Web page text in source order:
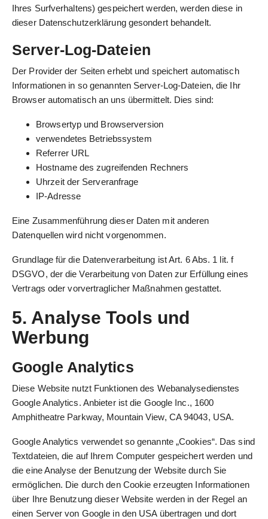
Ihres Surfverhaltens) gespeichert werden, werden diese in
dieser Datenschutzerklärung gesondert behandelt.
Server-Log-Dateien
Der Provider der Seiten erhebt und speichert automatisch
Informationen in so genannten Server-Log-Dateien, die Ihr
Browser automatisch an uns übermittelt. Dies sind:
Browsertyp und Browserversion
verwendetes Betriebssystem
Referrer URL
Hostname des zugreifenden Rechners
Uhrzeit der Serveranfrage
IP-Adresse
Eine Zusammenführung dieser Daten mit anderen
Datenquellen wird nicht vorgenommen.
Grundlage für die Datenverarbeitung ist Art. 6 Abs. 1 lit. f
DSGVO, der die Verarbeitung von Daten zur Erfüllung eines
Vertrags oder vorvertraglicher Maßnahmen gestattet.
5. Analyse Tools und
Werbung
Google Analytics
Diese Website nutzt Funktionen des Webanalysedienstes
Google Analytics. Anbieter ist die Google Inc., 1600
Amphitheatre Parkway, Mountain View, CA 94043, USA.
Google Analytics verwendet so genannte „Cookies“. Das sind
Textdateien, die auf Ihrem Computer gespeichert werden und
die eine Analyse der Benutzung der Website durch Sie
ermöglichen. Die durch den Cookie erzeugten Informationen
über Ihre Benutzung dieser Website werden in der Regel an
einen Server von Google in den USA übertragen und dort